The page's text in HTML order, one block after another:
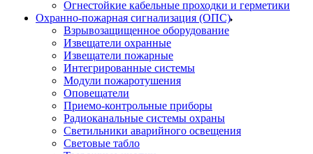
Огнестойкие кабельные проходки и герметики
Охранно-пожарная сигнализация (ОПС)
Взрывозащищенное оборудование
Извещатели охранные
Извещатели пожарные
Интегрированные системы
Модули пожаротушения
Оповещатели
Приемо-контрольные приборы
Радиоканальные системы охраны
Светильники аварийного освещения
Световые табло